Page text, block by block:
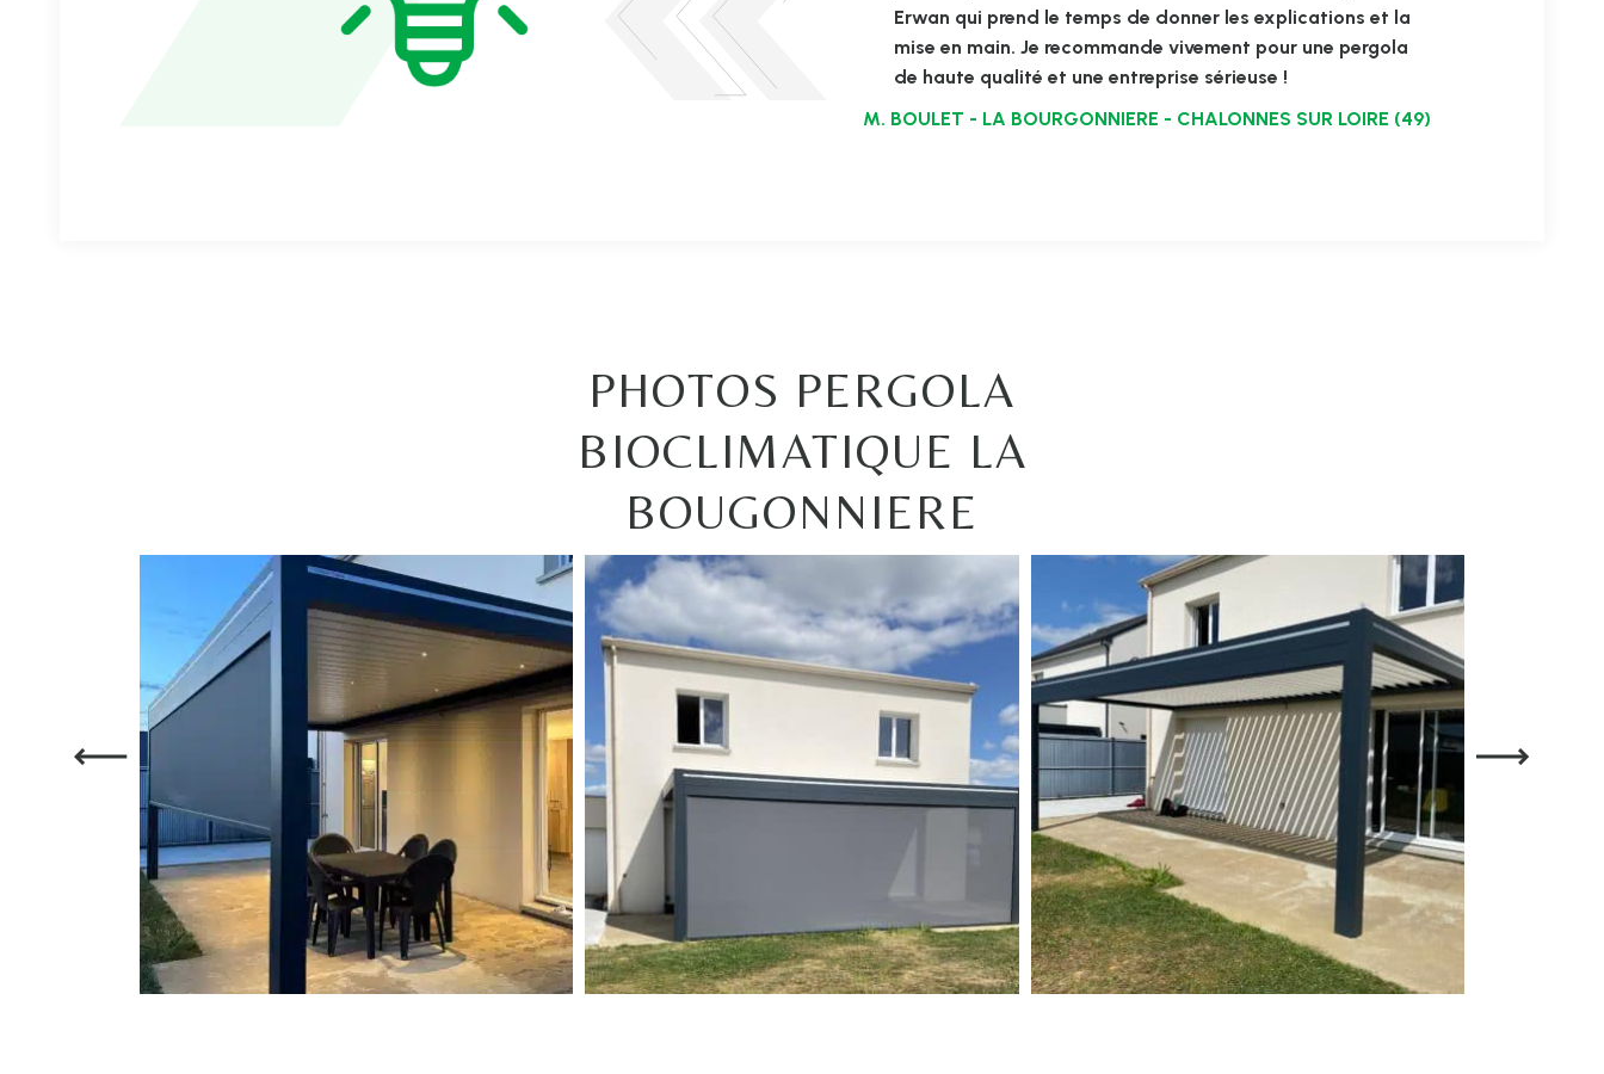
Erwan qui prend le temps de donner les explications et la
mise en main. Je recommande vivement pour une pergola
de haute qualité et une entreprise sérieuse !
M. BOULET - LA BOURGONNIERE - CHALONNES SUR LOIRE (49)
PHOTOS PERGOLA
BIOCLIMATIQUE LA
BOUGONNIERE